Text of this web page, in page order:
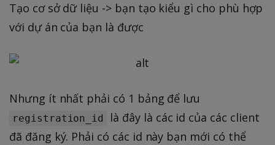
Tạo cơ sở dữ liệu -> bạn tạo kiểu gì cho phù hợp
với dự án của bạn là được
Nhưng ít nhất phải có 1 bảng để lưu
registration_id
là đây là các id của các client
đã đăng ký. Phải có các id này bạn mới có thể